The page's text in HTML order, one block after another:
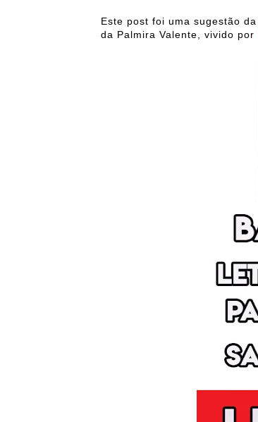
Este post foi uma sugestão da
da Palmira Valente, vivido por